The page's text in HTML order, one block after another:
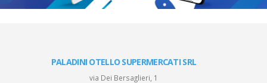
PALADINI OTELLO SUPERMERCATI SRL
via Dei Bersaglieri, 1